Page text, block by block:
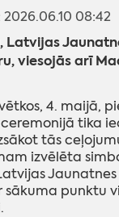
08:42
Latvijas
viesojās arī
4. maijā,
tika
tās
izvēlēta
sākuma punktu